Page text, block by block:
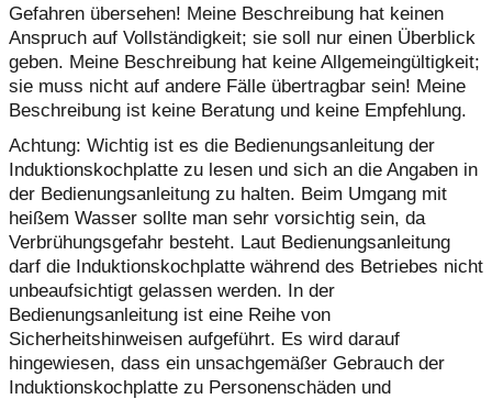
Gefahren übersehen! Meine Beschreibung hat keinen
Anspruch auf Vollständigkeit; sie soll nur einen Überblick
geben. Meine Beschreibung hat keine Allgemeingültigkeit;
sie muss nicht auf andere Fälle übertragbar sein! Meine
Beschreibung ist keine Beratung und keine Empfehlung.
Achtung: Wichtig ist es die Bedienungsanleitung der
Induktionskochplatte zu lesen und sich an die Angaben in
der Bedienungsanleitung zu halten. Beim Umgang mit
heißem Wasser sollte man sehr vorsichtig sein, da
Verbrühungsgefahr besteht. Laut Bedienungsanleitung
darf die Induktionskochplatte während des Betriebes nicht
unbeaufsichtigt gelassen werden. In der
Bedienungsanleitung ist eine Reihe von
Sicherheitshinweisen aufgeführt. Es wird darauf
hingewiesen, dass ein unsachgemäßer Gebrauch der
Induktionskochplatte zu Personenschäden und